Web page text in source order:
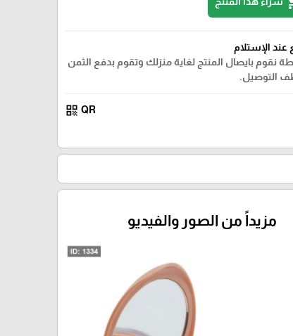
عند الإستلام
نقوم بايصال المنتج لغاية منزلك وتقوم بدفع الثمن
التوصيل.
QR
qr_code
مزيداً من الصور والفيديو